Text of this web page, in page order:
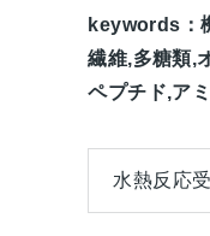
keywords：
繊維,多糖類,
ペプチド,ア
水熱反応